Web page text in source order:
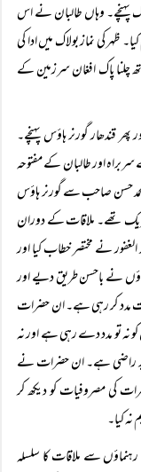
پہنچے۔ وہاں طالبان نے اس
ظہر کی نماز بولاک میں ادا کی
چلنا پاک افغان سرزمین کے
قندھار گورنر ہاؤس پہنچے۔
اور طالبان کے مفتوحہ
محمد حسن صاحب سے گورنر ہاؤس
تھے۔ ملاقات کے دوران
الغفور نے مختصر خطاب کیا اور
نے باحسن طریق دیے اور
مدد کر رہی ہے۔ ان حضرات
نہ تو مدد دے رہی ہے اور نہ
پر راضی ہے۔ ان حضرات نے
کی مصروفیات کو دیکھ کر
کیا۔
سے ملاقات کا سلسلہ